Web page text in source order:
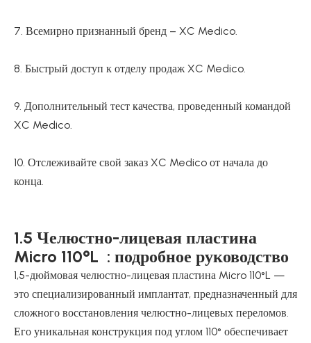
7. Всемирно признанный бренд – XC Medico.
8. Быстрый доступ к отделу продаж XC Medico.
9. Дополнительный тест качества, проведенный командой
XC Medico.
10. Отслеживайте свой заказ XC Medico от начала до
конца.
1.5 Челюстно-лицевая пластина
Micro 110°L : подробное руководство
1,5-дюймовая челюстно-лицевая пластина Micro 110°L —
это специализированный имплантат, предназначенный для
сложного восстановления челюстно-лицевых переломов.
Его уникальная конструкция под углом 110° обеспечивает